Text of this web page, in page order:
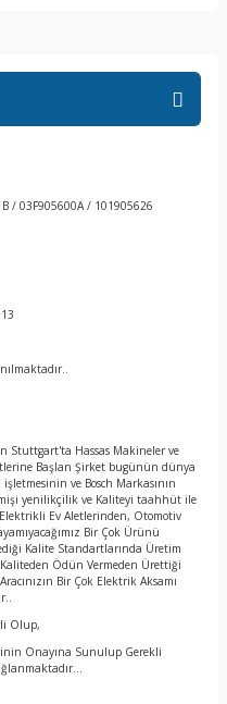
/ 03F905600A / 101905626
Stuttgart'ta Hassas Makineler ve
Başlan Şirket bugünün dünya
ve Bosch Markasının
yenilikçilik ve Kaliteyi taahhüt ile
Ev Aletlerinden, Otomotiv
Bir Çok Ürünü
Kalite Standartlarında Üretim
Ödün Vermeden Ürettiği
Bir Çok Elektrik Aksamı
Olup,
Onayına Sunulup Gerekli